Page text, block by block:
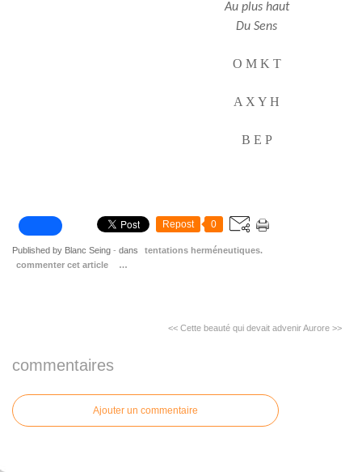
Au plus haut
Du Sens
O M K T
A X Y H
B E P
Repost 0
Published by Blanc Seing - dans
tentations herméneutiques.
commenter cet article
…
<< Cette beauté qui devait advenir Aurore >>
commentaires
Ajouter un commentaire